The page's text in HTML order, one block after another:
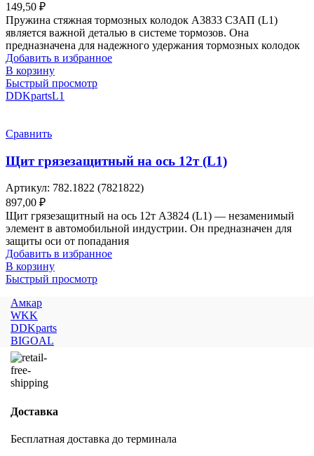
149,50 ₽
Пружина стяжная тормозных колодок A3833 СЗАП (L1)
является важной деталью в системе тормозов. Она
предназначена для надежного удержания тормозных колодок
Добавить в избранное
В корзину
Быстрый просмотр
DDKpartsL1
Сравнить
Щит грязезащитный на ось 12т (L1)
Артикул: 782.1822 (7821822)
897,00 ₽
Щит грязезащитный на ось 12т А3824 (L1) — незаменимый
элемент в автомобильной индустрии. Он предназначен для
защиты оси от попадания
Добавить в избранное
В корзину
Быстрый просмотр
Амкар
WKK
DDKparts
BIGOAL
Доставка
Бесплатная доставка до терминала